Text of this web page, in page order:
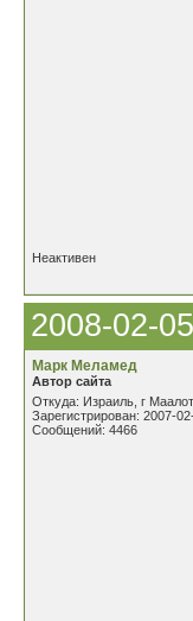
Неактивен
2008-02-
Марк Меламед
Автор сайта
Откуда: Израиль, г Маалот
Зарегистрирован: 2007-
Сообщений: 4466